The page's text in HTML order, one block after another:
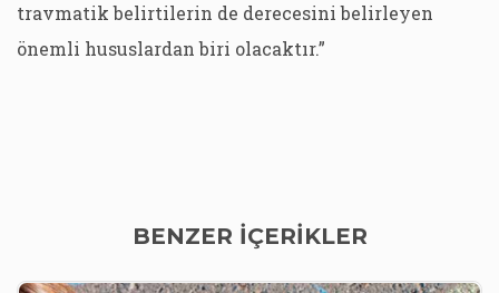
travmatik belirtilerin de derecesini belirleyen
önemli hususlardan biri olacaktır.”
BENZER İÇERİKLER